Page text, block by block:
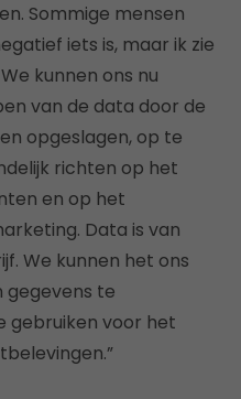
Sommige mensen
iets is, maar ik zie
kunnen ons nu
van de data door de
opgeslagen, op te
richten op het
en op het
Data is van
We kunnen het ons
gegevens te
gebruiken voor het